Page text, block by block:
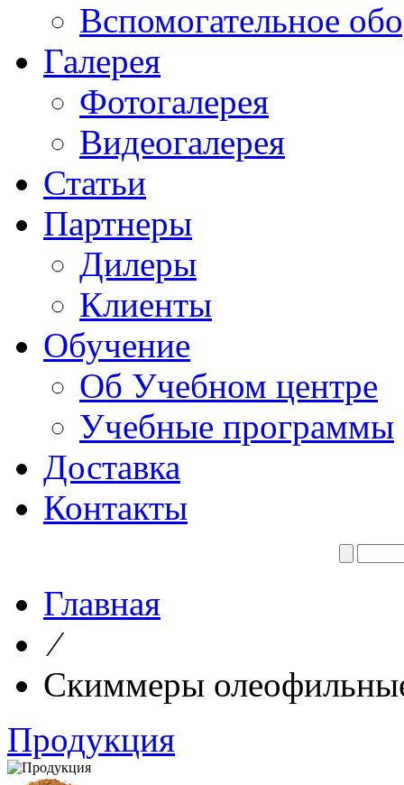
Вспомогательное
Галерея
Фотогалерея
Видеогалерея
Статьи
Партнеры
Дилеры
Клиенты
Обучение
Об Учебном центре
Учебные программы
Доставка
Контакты
Главная
⁄
Скиммеры
Продукция